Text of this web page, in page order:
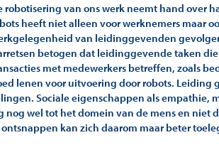
robotisering van ons werk neemt hand over
heeft niet alleen voor werknemers maar
van leidinggevenden
betogen dat leidinggevende taken
met medewerkers betreffen, zoals
lenen voor uitvoering door robots. Leiding
Sociale eigenschappen als empathie,
wel tot het domein van de mens en niet
kan zich daarom maar beter